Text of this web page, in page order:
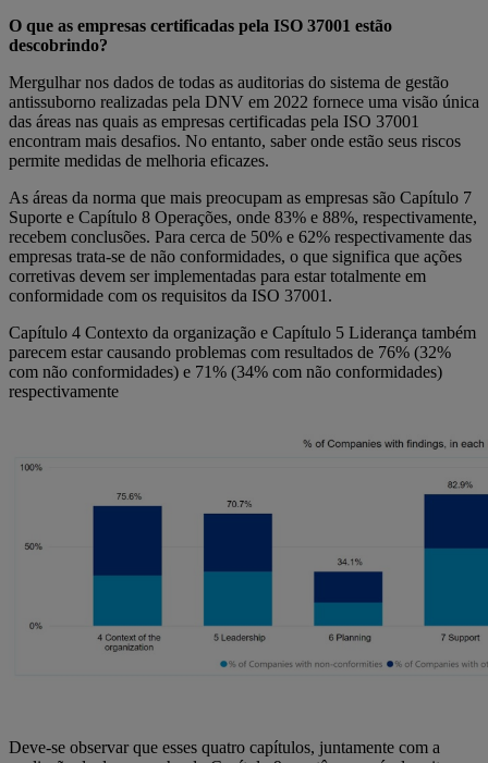
O que as empresas certificadas pela ISO 37001 estão
descobrindo?
Mergulhar nos dados de todas as auditorias do sistema de gestão
antissuborno realizadas pela DNV em 2022 fornece uma visão única
das áreas nas quais as empresas certificadas pela ISO 37001
encontram mais desafios. No entanto, saber onde estão seus riscos
permite medidas de melhoria eficazes.
As áreas da norma que mais preocupam as empresas são Capítulo 7
Suporte e Capítulo 8 Operações, onde 83% e 88%, respectivamente,
recebem conclusões. Para cerca de 50% e 62% respectivamente das
empresas trata-se de não conformidades, o que significa que ações
corretivas devem ser implementadas para estar totalmente em
conformidade com os requisitos da ISO 37001.
Capítulo 4 Contexto da organização e Capítulo 5 Liderança também
parecem estar causando problemas com resultados de 76% (32%
com não conformidades) e 71% (34% com não conformidades)
respectivamente
Deve-se observar que esses quatro capítulos, juntamente com a